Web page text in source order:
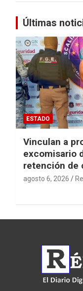
Últimas
ESTADO
Vinculan a
excomisario
retención de
agosto 6, 2026